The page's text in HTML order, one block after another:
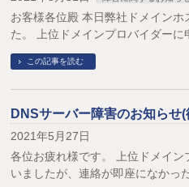
お客様各位殿 本日弊社ドメイン
た。 上位ドメインプロバイダーに
この記事を読む
DNSサーバー障害のお知らせ(
2021年5月27日
各位お疲れ様です。 上位ドメイ
いましたが、連絡が即座になかっ